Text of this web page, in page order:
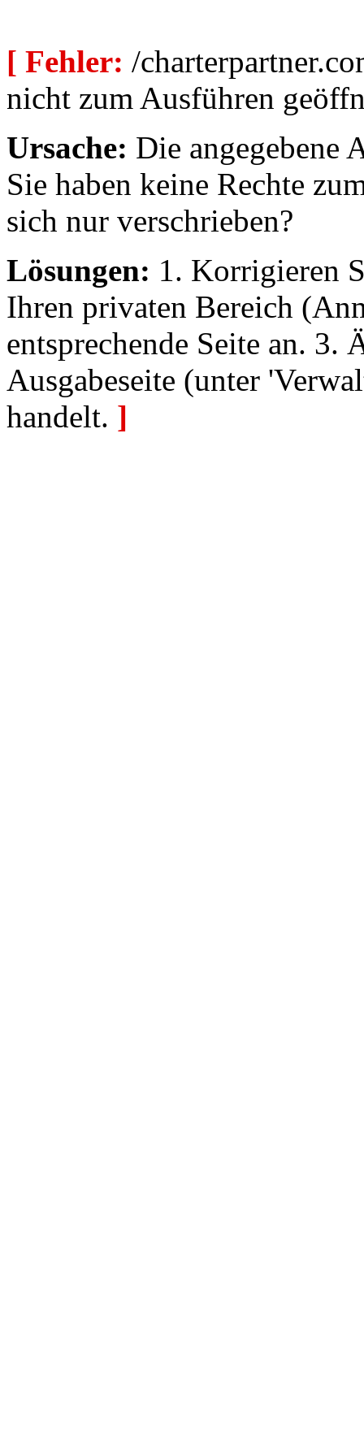
[ Fehler: /
nicht zum Ausführen
Ursache: Die angegebene
Sie haben keine Rechte
sich nur verschrieben?
Lösungen: 1. Korrigieren
Ihren privaten Bereich
entsprechende Seite an. 3.
Ausgabeseite (unter
handelt. ]